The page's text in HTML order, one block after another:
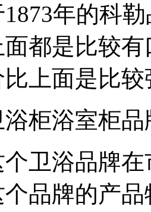
年的科勒
都是比较
上面是比
柜浴室柜品
浴品牌在
品牌的产